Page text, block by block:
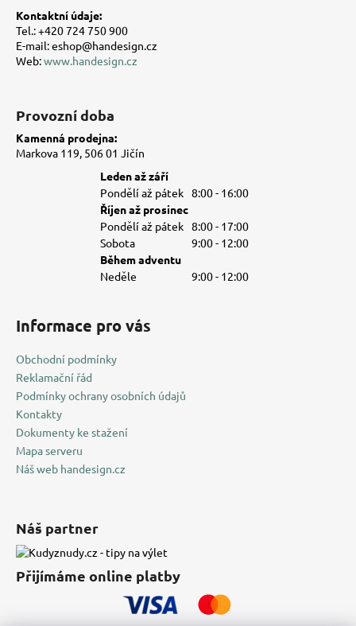
Kontaktní údaje:
Tel.: +420 724 750 900
E-mail: eshop@handesign.cz
Web:www.handesign.cz
Provozní doba
Kamenná prodejna:
Markova 119, 506 01 Jičín
Leden až září
Pondělí až pátek 8:00 - 16:00
Říjen až prosinec
Pondělí až pátek 8:00 - 17:00
Sobota
9:00 - 12:00
Během adventu
Neděle
9:00 - 12:00
Informace pro vás
Obchodní podmínky
Reklamační řád
Podmínky ochrany osobních údajů
Kontakty
Dokumenty ke stažení
Mapa serveru
Náš web handesign.cz
Náš partner
Přijímáme online platby